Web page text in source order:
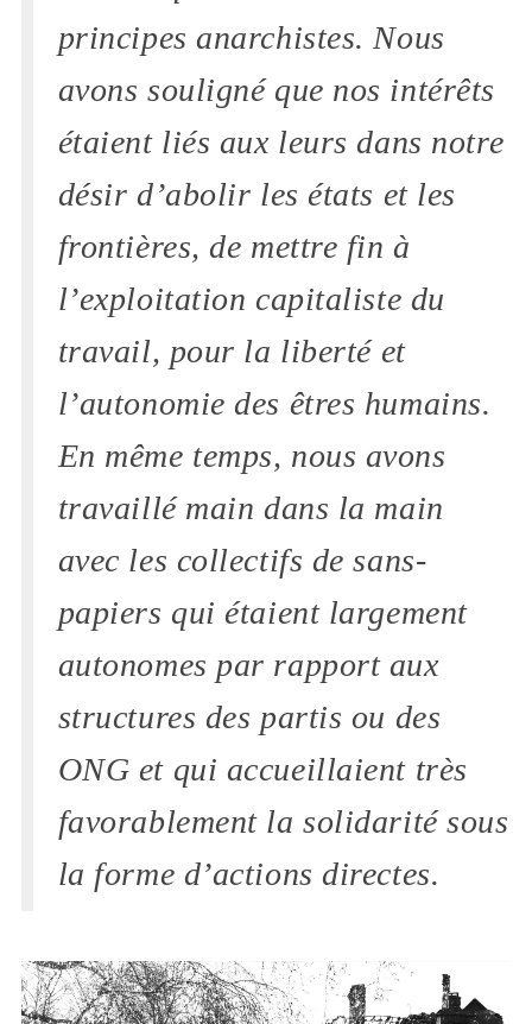
principes anarchistes. Nous
avons souligné que nos intérêts
étaient liés aux leurs dans notre
désir d’abolir les états et les
frontières, de mettre fin à
l’exploitation capitaliste du
travail, pour la liberté et
l’autonomie des êtres humains.
En même temps, nous avons
travaillé main dans la main
avec les collectifs de sans-
papiers qui étaient largement
autonomes par rapport aux
structures des partis ou des
ONG et qui accueillaient très
favorablement la solidarité sous
la forme d’actions directes.